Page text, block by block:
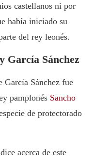
castellanos ni por
había iniciado su
del rey leonés.
García Sánchez
García Sánchez fue
pamplonés Sancho
de protectorado
acerca de este